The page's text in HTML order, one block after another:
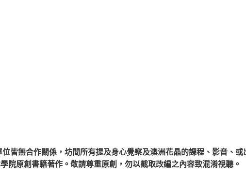
皆無合作關係， 坊間所有提及身心覺察及澳洲花晶的課程、影音、或
院原創書籍著作。敬請尊重原創，勿以截取改編之內容致混淆視聽。